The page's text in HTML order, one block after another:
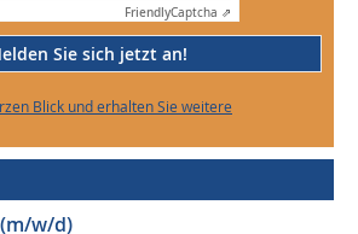
FriendlyCaptcha ⇗
Sie sich jetzt an!
Blick und erhalten Sie weitere
w/d)